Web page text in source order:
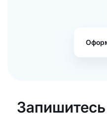
Запишитесь